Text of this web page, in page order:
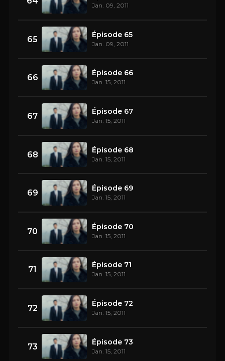
Jan. 09, 2011
65 Épisode 65
Jan. 09, 2011
66 Épisode 66
Jan. 15, 2011
67 Épisode 67
Jan. 15, 2011
68 Épisode 68
Jan. 15, 2011
69 Épisode 69
Jan. 15, 2011
70 Épisode 70
Jan. 15, 2011
71 Épisode 71
Jan. 15, 2011
72 Épisode 72
Jan. 15, 2011
73 Épisode 73
Jan. 15, 2011